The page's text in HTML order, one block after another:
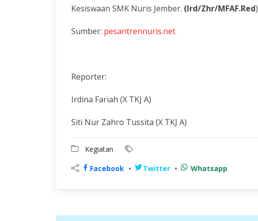
Kesiswaan SMK Nuris Jember. (Ird/Zhr/MFAF.Red)
Sumber: pesantrennuris.net
Reporter:
Irdina Fariah (X TKJ A)
Siti Nur Zahro Tussita (X TKJ A)
Kegiatan
Facebook Twitter Whatsapp